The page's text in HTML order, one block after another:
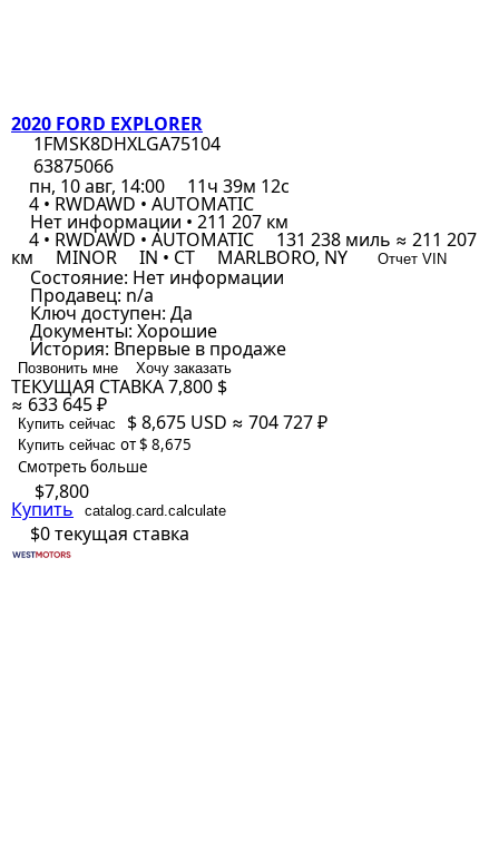
2020 FORD EXPLORER
1FMSK8DHXLGA75104
63875066
пн, 10 авг, 14:00
11ч 39м 12с
4 • RWDAWD • AUTOMATIC
Нет информации • 211 207 км
4 • RWDAWD • AUTOMATIC 131 238 миль ≈ 211 207
км MINOR IN • CT MARLBORO, NY Отчет VIN
Состояние: Нет информации
Продавец: n/a
Ключ доступен: Да
Документы: Хорошие
История: Впервые в продаже
Позвонить мне Хочу заказать
ТЕКУЩАЯ СТАВКА7,800 $
≈ 633 645 ₽
Купить сейчас $ 8,675 USD ≈ 704 727 ₽
Купить сейчас от $ 8,675
Смотреть больше
$7,800
Купить catalog.card.calculate
$0текущая ставка